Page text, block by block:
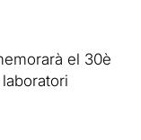
el 30è